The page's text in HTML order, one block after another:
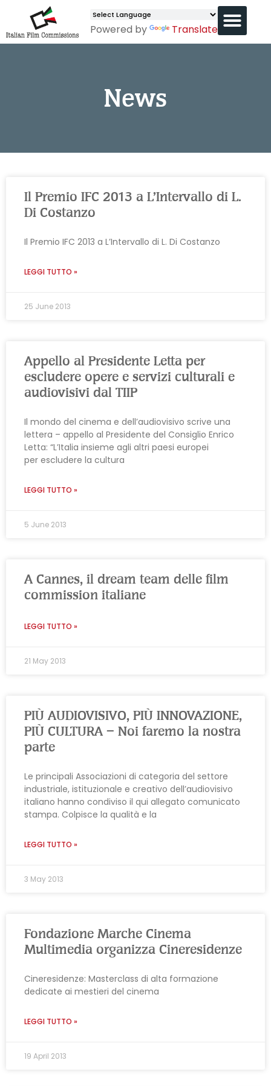
Powered by Translate
News
Il Premio IFC 2013 a L’Intervallo di L.
Di Costanzo
Il Premio IFC 2013 a L’Intervallo di L. Di Costanzo
LEGGI TUTTO »
25 June 2013
Appello al Presidente Letta per
escludere opere e servizi culturali e
audiovisivi dal TIIP
Il mondo del cinema e dell’audiovisivo scrive una
lettera – appello al Presidente del Consiglio Enrico
Letta: “L’Italia insieme agli altri paesi europei
per escludere la cultura
LEGGI TUTTO »
5 June 2013
A Cannes, il dream team delle film
commission italiane
LEGGI TUTTO »
21 May 2013
PIÙ AUDIOVISIVO, PIÙ INNOVAZIONE,
PIÙ CULTURA – Noi faremo la nostra
parte
Le principali Associazioni di categoria del settore
industriale, istituzionale e creativo dell’audiovisivo
italiano hanno condiviso il qui allegato comunicato
stampa. Colpisce la qualità e la
LEGGI TUTTO »
3 May 2013
Fondazione Marche Cinema
Multimedia organizza Cineresidenze
Cineresidenze: Masterclass di alta formazione
dedicate ai mestieri del cinema
LEGGI TUTTO »
19 April 2013